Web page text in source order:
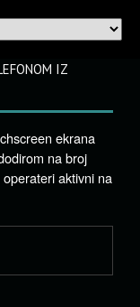
IZ
ekrana
na broj
aktivni na